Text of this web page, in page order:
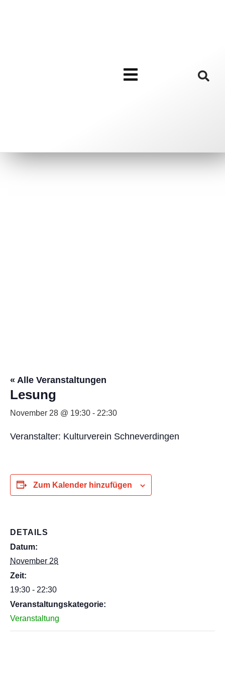
« Alle Veranstaltungen
Lesung
November 28 @ 19:30 - 22:30
Veranstalter: Kulturverein Schneverdingen
Zum Kalender hinzufügen
DETAILS
Datum:
November 28
Zeit:
19:30 - 22:30
Veranstaltungskategorie:
Veranstaltung